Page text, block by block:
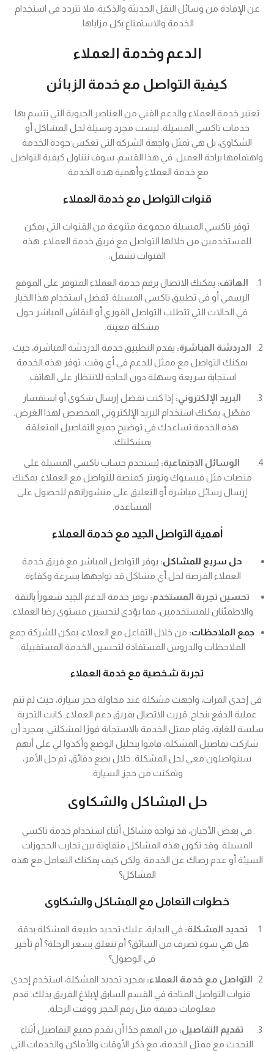
عن الإفادة من وسائل النقل الحديثة والذكية، فلا تتردد في استخدام
الخدمة والاستمتاع بكل مزاياها.
الدعم وخدمة العملاء
كيفية التواصل مع خدمة الزبائن
تعتبر خدمة العملاء والدعم الفني من العناصر الحيوية التي تتسم بها
خدمات تاكسي المسيلة. ليست مجرد وسيلة لحل المشاكل أو
الشكاوى، بل هي تمثل واجهة الشركة التي تعكس جودة الخدمة
واهتمامها براحة العميل. في هذا القسم، سوف نتناول كيفية التواصل
مع خدمة العملاء وأهمية هذه الخدمة.
قنوات التواصل مع خدمة العملاء
توفر تاكسي المسيلة مجموعة متنوعة من القنوات التي يمكن
للمستخدمين من خلالها التواصل مع فريق خدمة العملاء. هذه
القنوات تشمل:
الهاتف: يمكنك الاتصال برقم خدمة العملاء المتوفر على الموقع
الرسمي أو في تطبيق تاكسي المسيلة. يُفضل استخدام هذا الخيار
في الحالات التي تتطلب التواصل الفوري أو النقاش المباشر حول
مشكلة معينة.
الدردشة المباشرة: يقدم التطبيق خدمة الدردشة المباشرة، حيث
يمكنك التواصل مع ممثل للدعم في أي وقت. توفر هذه الخدمة
استجابة سريعة وسهلة دون الحاجة للانتظار على الهاتف.
البريد الإلكتروني: إذا كنت تفضل إرسال شكوى أو استفسار
مفصّل، يمكنك استخدام البريد الإلكتروني المخصص لهذا الغرض.
هذه الخدمة تساعدك في توضيح جميع التفاصيل المتعلقة
بمشكلتك.
الوسائل الاجتماعية: يُستخدم حساب تاكسي المسيلة على
منصات مثل فيسبوك وتويتر كمنصة للتواصل مع العملاء. يمكنك
إرسال رسائل مباشرة أو التعليق على منشوراتهم للحصول على
المساعدة.
أهمية التواصل الجيد مع خدمة العملاء
حل سريع للمشاكل: يوفر التواصل المباشر مع فريق خدمة
العملاء الفرصة لحل أي مشاكل قد تواجهها بسرعة وكفاءة.
تحسين تجربة المستخدم: توفر خدمة الدعم الجيد شعوراً بالثقة
والاطمئنان للمستخدمين، مما يؤدي لتحسين مستوى رضا العملاء.
جمع الملاحظات: من خلال التفاعل مع العملاء، يمكن للشركة جمع
الملاحظات والدروس المستفادة لتحسين الخدمة المستقبيلة.
تجربة شخصية مع خدمة العملاء
في إحدى المرات، واجهت مشكلة عند محاولة حجز سيارة، حيث لم تتم
عملية الدفع بنجاح. قررت الاتصال بفريق دعم العملاء. كانت التجربة
سلسة للغاية، وقام ممثل الخدمة بالاستجابة فورًا لمشكلتي. بمجرد أن
شاركت تفاصيل المشكلة، قاموا بتحليل الوضع وأكدوا لي على أنهم
سيتواصلون معي لحل المشكلة. خلال بضع دقائق، تم حل الأمر،
وتمكنت من حجز السيارة.
حل المشاكل والشكاوى
في بعض الأحيان، قد تواجه مشاكل أثناء استخدام خدمة تاكسي
المسيلة. وقد تكون هذه المشاكل متفاوتة بين تجارب الحجوزات
السيئة أو عدم رضاك عن الخدمة. ولكن كيف يمكنك التعامل مع هذه
المشاكل؟
خطوات التعامل مع المشاكل والشكاوى
تحديد المشكلة: في البداية، عليك تحديد طبيعة المشكلة بدقة.
هل هي سوء تصرف من السائق؟ أم تتعلق بسعر الرحلة؟ أم تأخير
في الوصول؟
التواصل مع خدمة العملاء: بمجرد تحديد المشكلة، استخدم إحدى
قنوات التواصل المتاحة في القسم السابق لإبلاغ الفريق بذلك. قدم
معلومات دقيقة مثل رقم الحجز ووقت الرحلة.
تقديم التفاصيل: من المهم جدًا أن تقدم جميع التفاصيل أثناء
التحدث مع ممثل الخدمة، مع ذكر الأوقات والأماكن والخدمات التي